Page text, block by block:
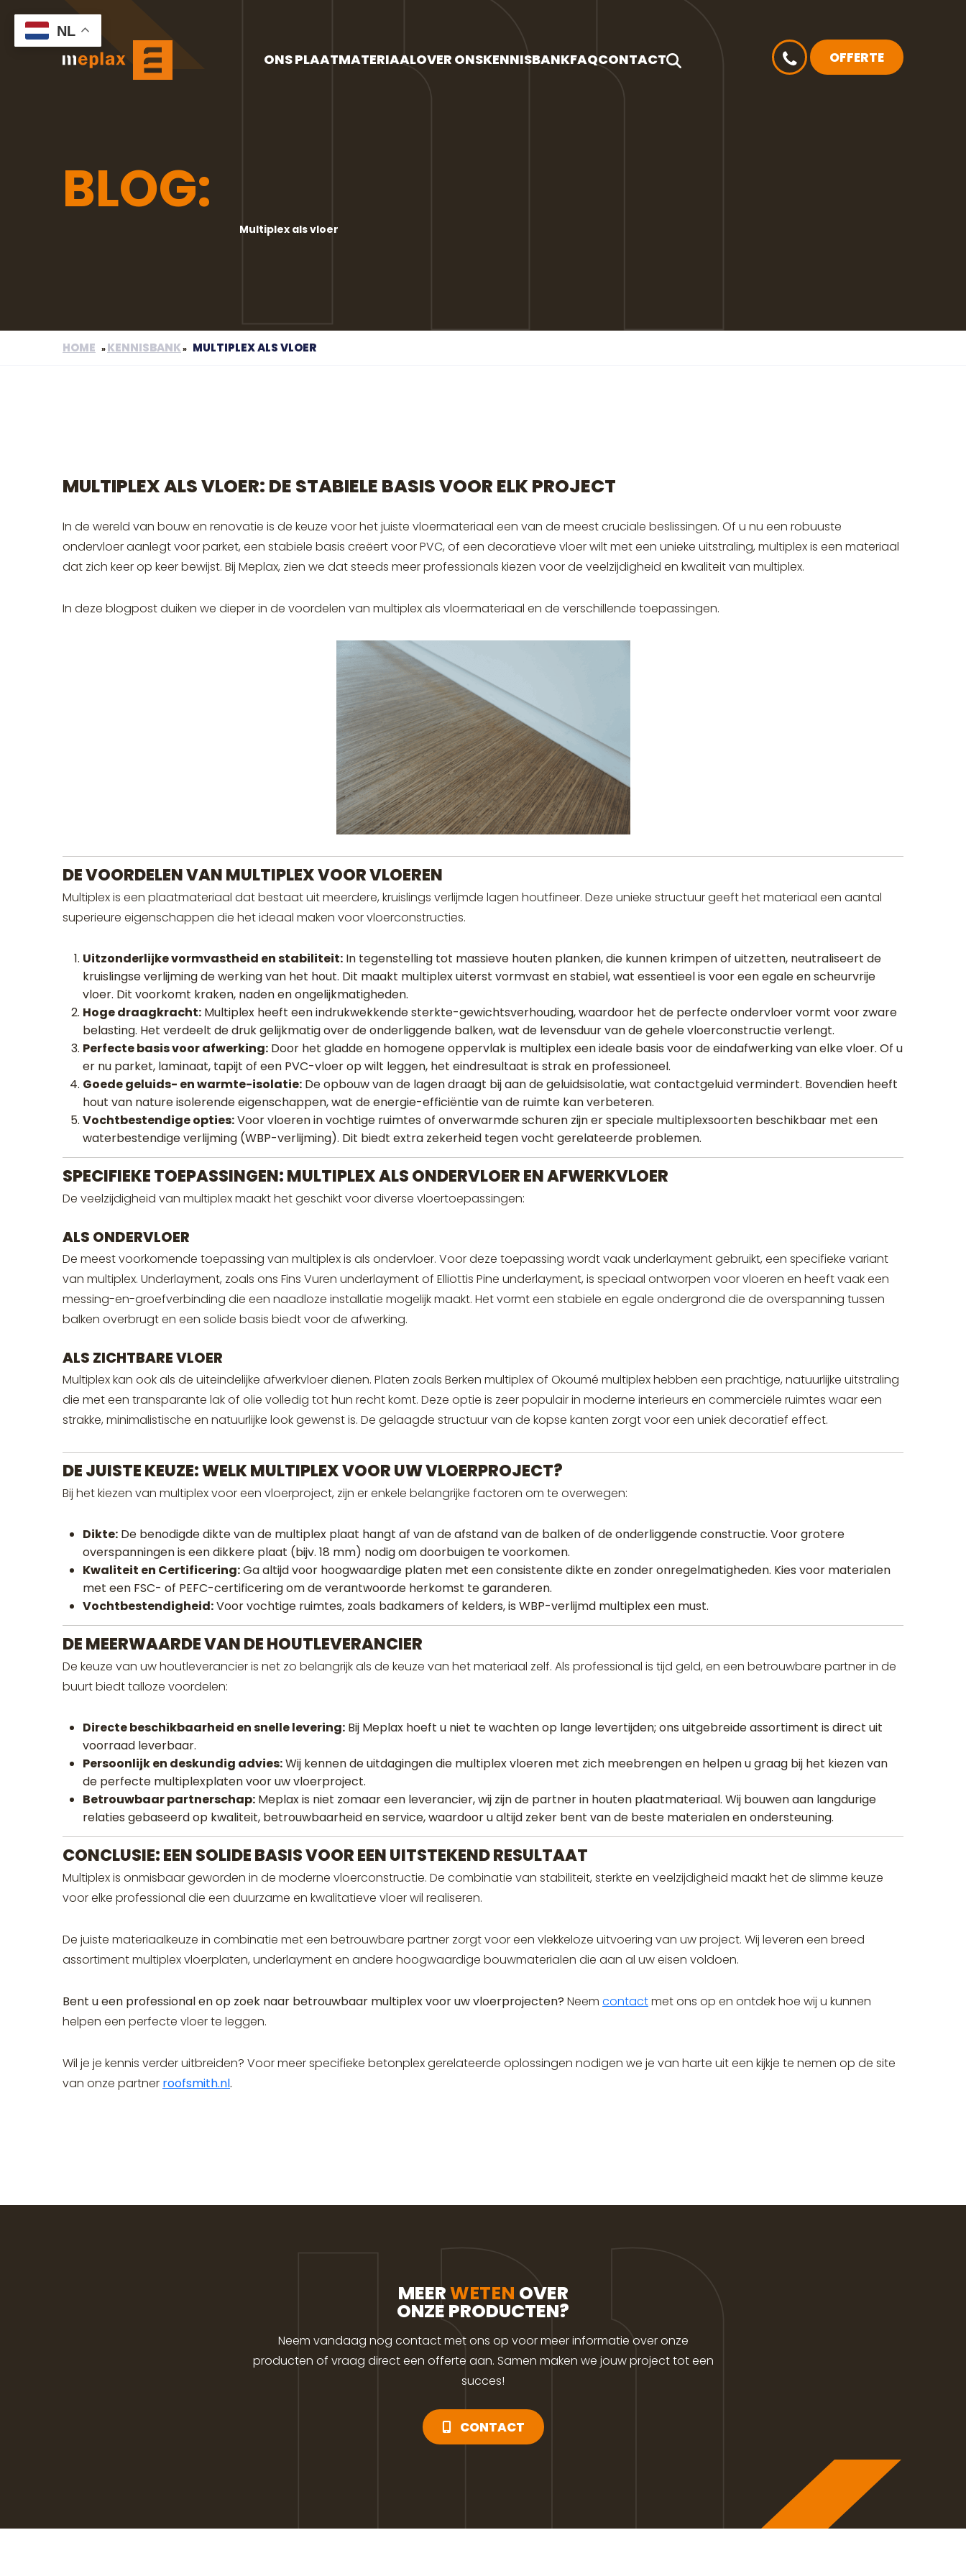
ONS PLAATMATERIAALOVER ONSKENNISBANKFAQCONTACT OFFERTE
BLOG:
Multiplex als vloer
HOME » KENNISBANK» MULTIPLEX ALS VLOER
MULTIPLEX ALS VLOER: DE STABIELE BASIS VOOR ELK PROJECT
In de wereld van bouw en renovatie is de keuze voor het juiste vloermateriaal een van de meest cruciale beslissingen. Of u nu een robuuste
ondervloer aanlegt voor parket, een stabiele basis creëert voor PVC, of een decoratieve vloer wilt met een unieke uitstraling, multiplex is een materiaal
dat zich keer op keer bewijst. Bij Meplax, zien we dat steeds meer professionals kiezen voor de veelzijdigheid en kwaliteit van multiplex.
In deze blogpost duiken we dieper in de voordelen van multiplex als vloermateriaal en de verschillende toepassingen.
DE VOORDELEN VAN MULTIPLEX VOOR VLOEREN
Multiplex is een plaatmateriaal dat bestaat uit meerdere, kruislings verlijmde lagen houtfineer. Deze unieke structuur geeft het materiaal een aantal
superieure eigenschappen die het ideaal maken voor vloerconstructies.
Uitzonderlijke vormvastheid en stabiliteit: In tegenstelling tot massieve houten planken, die kunnen krimpen of uitzetten, neutraliseert de
kruislingse verlijming de werking van het hout. Dit maakt multiplex uiterst vormvast en stabiel, wat essentieel is voor een egale en scheurvrije
vloer. Dit voorkomt kraken, naden en ongelijkmatigheden.
Hoge draagkracht: Multiplex heeft een indrukwekkende sterkte-gewichtsverhouding, waardoor het de perfecte ondervloer vormt voor zware
belasting. Het verdeelt de druk gelijkmatig over de onderliggende balken, wat de levensduur van de gehele vloerconstructie verlengt.
Perfecte basis voor afwerking: Door het gladde en homogene oppervlak is multiplex een ideale basis voor de eindafwerking van elke vloer. Of u
er nu parket, laminaat, tapijt of een PVC-vloer op wilt leggen, het eindresultaat is strak en professioneel.
Goede geluids- en warmte-isolatie: De opbouw van de lagen draagt bij aan de geluidsisolatie, wat contactgeluid vermindert. Bovendien heeft
hout van nature isolerende eigenschappen, wat de energie-efficiëntie van de ruimte kan verbeteren.
Vochtbestendige opties:Voor vloeren in vochtige ruimtes of onverwarmde schuren zijn er speciale multiplexsoorten beschikbaar met een
waterbestendige verlijming (WBP-verlijming). Dit biedt extra zekerheid tegen vocht gerelateerde problemen.
SPECIFIEKE TOEPASSINGEN: MULTIPLEX ALS ONDERVLOER EN AFWERKVLOER
De veelzijdigheid van multiplex maakt het geschikt voor diverse vloertoepassingen:
ALS ONDERVLOER
De meest voorkomende toepassing van multiplex is als ondervloer. Voor deze toepassing wordt vaak underlayment gebruikt, een specifieke variant
van multiplex. Underlayment, zoals ons Fins Vuren underlayment of Elliottis Pine underlayment, is speciaal ontworpen voor vloeren en heeft vaak een
messing-en-groefverbinding die een naadloze installatie mogelijk maakt. Het vormt een stabiele en egale ondergrond die de overspanning tussen
balken overbrugt en een solide basis biedt voor de afwerking.
ALS ZICHTBARE VLOER
Multiplex kan ook als de uiteindelijke afwerkvloer dienen. Platen zoals Berken multiplex of Okoumé multiplex hebben een prachtige, natuurlijke uitstraling
die met een transparante lak of olie volledig tot hun recht komt. Deze optie is zeer populair in moderne interieurs en commerciële ruimtes waar een
strakke, minimalistische en natuurlijke look gewenst is. De gelaagde structuur van de kopse kanten zorgt voor een uniek decoratief effect.
DE JUISTE KEUZE: WELK MULTIPLEX VOOR UW VLOERPROJECT?
Bij het kiezen van multiplex voor een vloerproject, zijn er enkele belangrijke factoren om te overwegen:
Dikte: De benodigde dikte van de multiplex plaat hangt af van de afstand van de balken of de onderliggende constructie. Voor grotere
overspanningen is een dikkere plaat (bijv. 18 mm) nodig om doorbuigen te voorkomen.
Kwaliteit en Certificering:Ga altijd voor hoogwaardige platen met een consistente dikte en zonder onregelmatigheden. Kies voor materialen
met een FSC- of PEFC-certificering om de verantwoorde herkomst te garanderen.
Vochtbestendigheid:Voor vochtige ruimtes, zoals badkamers of kelders, is WBP-verlijmd multiplex een must.
DE MEERWAARDE VAN DE HOUTLEVERANCIER
De keuze van uw houtleverancier is net zo belangrijk als de keuze van het materiaal zelf. Als professional is tijd geld, en een betrouwbare partner in de
buurt biedt talloze voordelen:
Directe beschikbaarheid en snelle levering: Bij Meplax hoeft u niet te wachten op lange levertijden; ons uitgebreide assortiment is direct uit
voorraad leverbaar.
Persoonlijk en deskundig advies:Wij kennen de uitdagingen die multiplex vloeren met zich meebrengen en helpen u graag bij het kiezen van
de perfecte multiplexplaten voor uw vloerproject.
Betrouwbaar partnerschap: Meplax is niet zomaar een leverancier, wij zijn de partner in houten plaatmateriaal. Wij bouwen aan langdurige
relaties gebaseerd op kwaliteit, betrouwbaarheid en service, waardoor u altijd zeker bent van de beste materialen en ondersteuning.
CONCLUSIE: EEN SOLIDE BASIS VOOR EEN UITSTEKEND RESULTAAT
Multiplex is onmisbaar geworden in de moderne vloerconstructie. De combinatie van stabiliteit, sterkte en veelzijdigheid maakt het de slimme keuze
voor elke professional die een duurzame en kwalitatieve vloer wil realiseren.
De juiste materiaalkeuze in combinatie met een betrouwbare partner zorgt voor een vlekkeloze uitvoering van uw project. Wij leveren een breed
assortiment multiplex vloerplaten, underlayment en andere hoogwaardige bouwmaterialen die aan al uw eisen voldoen.
Bent u een professional en op zoek naar betrouwbaar multiplex voor uw vloerprojecten? Neem contactmet ons op en ontdek hoe wij u kunnen
helpen een perfecte vloer te leggen.
Wil je je kennis verder uitbreiden? Voor meer specifieke betonplex gerelateerde oplossingen nodigen we je van harte uit een kijkje te nemen op de site
van onze partner roofsmith.nl.
MEERWETEN OVER
ONZE PRODUCTEN?
Neem vandaag nog contact met ons op voor meer informatie over onze
producten of vraag direct een offerte aan. Samen maken we jouw project tot een
succes!
CONTACT
NL